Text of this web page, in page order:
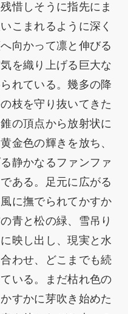
惜しそうに指先にま
こまれるように深く
向かって凛と伸びる
を織り上げる巨大な
れている。幾多の降
枝を守り抜いてきた
の頂点から放射状に
金色の輝きを放ち、
静かなるファンファ
ある。足元に広がる
に撫でられてかすか
青と松の緑、雪吊り
映し出し、現実と水
わせ、どこまでも続
いる。まだ枯れ色の
すかに芽吹き始めた